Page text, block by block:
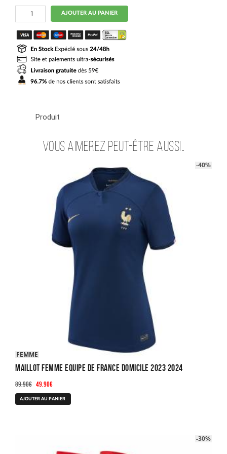
quantité
Maillot
Equipe
de
France
Domicile
2023
2024
Nkunku
AJOUTER AU PANIER
Produit
Vous aimerez peut-être aussi…
-40%
FEMME
MAILLOT FEMME EQUIPE DE FRANCE DOMICILE 2023 2024
89.90€ Le
prix
initial
49.90€Le
prix
actuel
AJOUTER AU PANIER
Les
-30%